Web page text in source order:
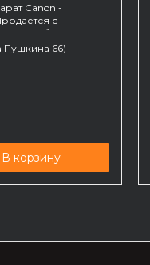
Canon -
с
Без объектива.
Пушкина 66)
В корзину